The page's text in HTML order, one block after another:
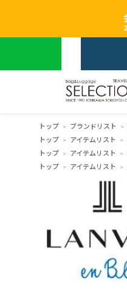
トップ ブランドリスト
トップ
アイテムリスト
トップ
アイテムリスト
トップ
アイテムリスト